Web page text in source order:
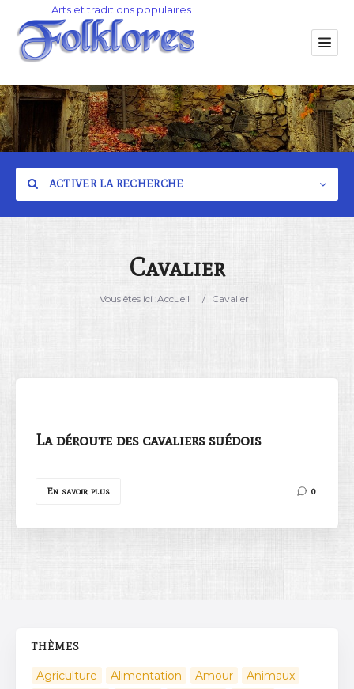
ACTIVER LA RECHERCHE
Cavalier
Vous êtes ici :Accueil / Cavalier
La déroute des cavaliers suédois
En savoir plus 0
THÈMES
Agriculture Alimentation Amour
Animaux